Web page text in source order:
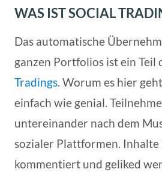
WAS IST SOCIAL
Das automatische
ganzen Portfolios ist ein Teil
Tradings. Worum es hier
einfach wie genial.
untereinander nach dem
sozialer Plattformen. Inhalte
kommentiert und geliked